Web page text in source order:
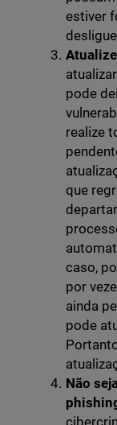
estiver
pode
realize
que
caso,
por
ainda
pode
Não